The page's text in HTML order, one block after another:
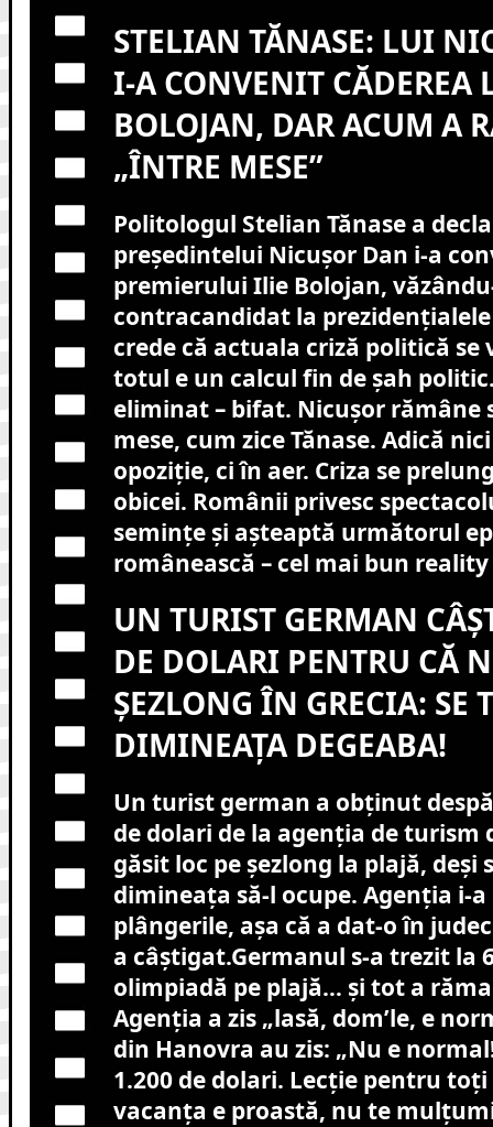
STELIAN TĂNASE: LUI
I-A CONVENIT CĂDEREA
BOLOJAN, DAR ACUM A
„ÎNTRE MESE”
Politologul Stelian Tănase a
președintelui Nicușor Dan i-a
premierului Ilie Bolojan,
contracandidat la prezidențialele
crede că actuala criză politică se
totul e un calcul fin de șah
eliminat – bifat. Nicușor
mese, cum zice Tănase. Adică
opoziție, ci în aer. Criza se
obicei. Românii privesc
semințe și așteaptă următorul
românească – cel mai bun
UN TURIST GERMAN
DE DOLARI PENTRU CĂ
ȘEZLONG ÎN GRECIA: SE
DIMINEAȚA DEGEABA!
Un turist german a obținut
de dolari de la agenția de turism
găsit loc pe șezlong la plajă, deși
dimineața să-l ocupe. Agenția i-
plângerile, așa că a dat-o în
a câștigat.Germanul s-a trezit la
olimpiadă pe plajă… și tot a
Agenția a zis „lasă, dom’le, e
din Hanovra au zis: „Nu e
1.200 de dolari. Lecție pentru
vacanța e proastă, nu te